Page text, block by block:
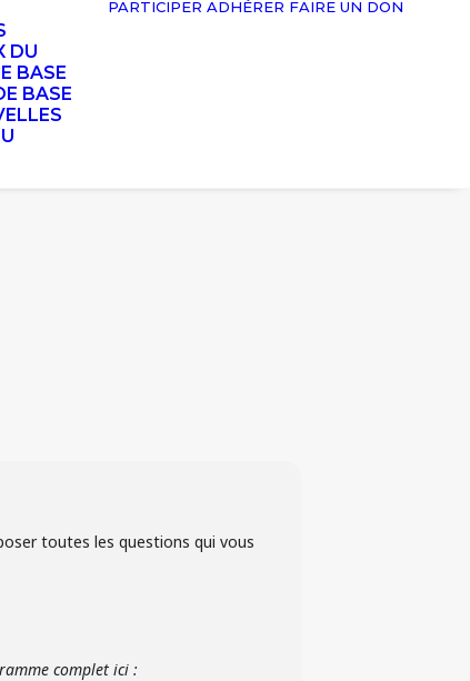
DU
BASE
BASE
PARTICIPER ADHÉRER FAIRE UN DON
toutes les questions qui vous
complet ici :